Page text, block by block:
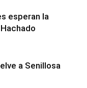
esperan la
a Senillosa